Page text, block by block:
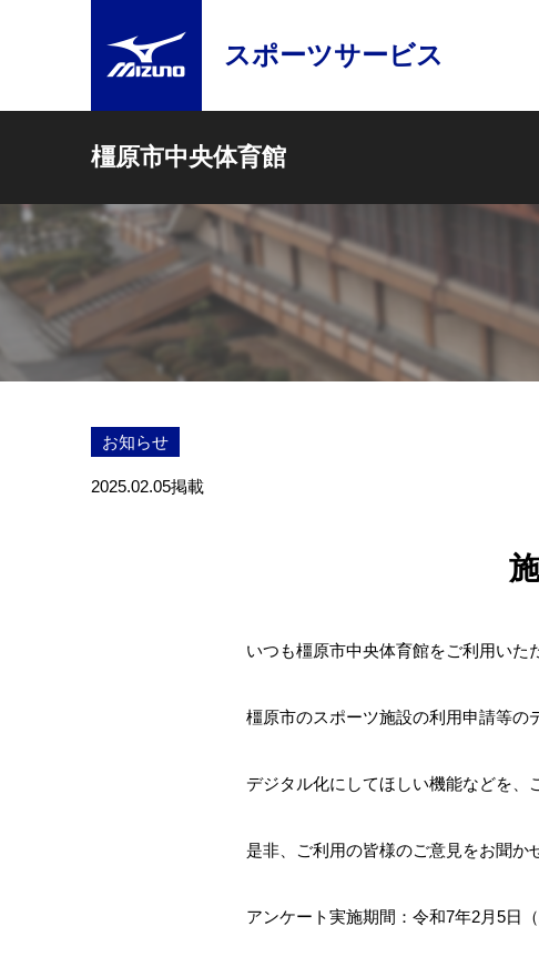
スポーツサービス
橿原市中央体育館
お知らせ
2025.02.05掲載
いつも橿原市中央体育館をご利用いた
橿原市のスポーツ施設の利用申請等の
デジタル化にしてほしい機能などを、
是非、ご利用の皆様のご意見をお聞か
アンケート実施期間：令和7年2月5日